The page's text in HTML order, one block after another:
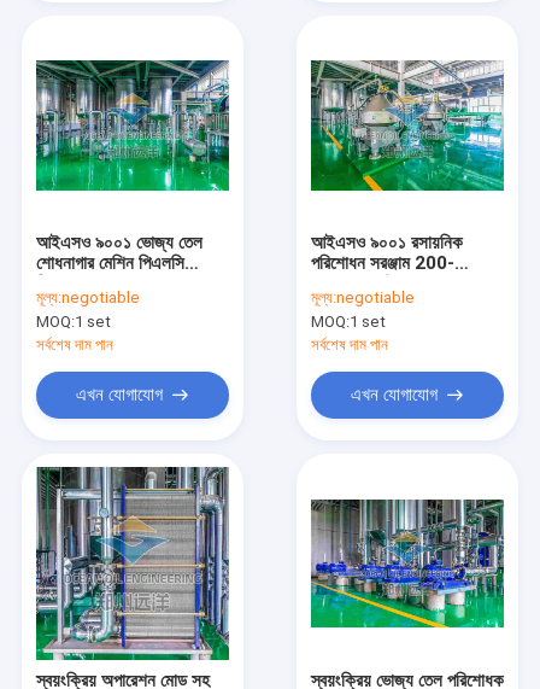
পণ্য
VR প্রদর্শন
আমাদের সম্পর্কে
কারখানা ভ্রমণ
আইএসও ৯০০১ ভোজ্য তেল
শোধনাগার মেশিন পিএলসি
1000T/D
মূল্য:negotiable
MOQ:1 set
সর্বশেষ দাম পান
এখন যোগাযোগ
আইএসও ৯০০১ রসায়নিক
পরিশোধন সরঞ্জাম 200-
ভোজ্য তেল
মূল্য:negotiable
MOQ:1 set
সর্বশেষ দাম পান
এখন যোগাযোগ
স্বয়ংক্রিয় অপারেশন মোড সহ
স্বয়ংক্রিয় ভোজ্য তেল পরিশোধক